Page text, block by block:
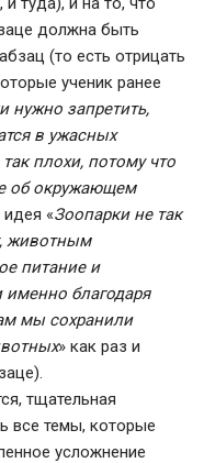
должна быть
(то есть отрицать
ученик ранее
нужно запретить,
в ужасных
плохи, потому что
об окружающем
идея «Зоопарки не так
животным
питание и
именно благодаря
мы сохранили
» как раз и
тщательная
все темы, которые
усложнение